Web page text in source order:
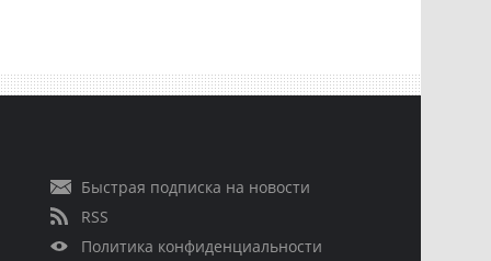
Быстрая подписка на новости
RSS
Политика конфиденциальности